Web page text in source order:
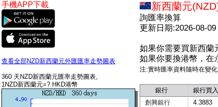
手機APP下載
查看全部NZD新西蘭元外匯匯率走勢圖表
360 天NZD新西蘭元匯率走勢圖表,
1NZD新西蘭元=? HKD港幣
新西蘭元
詢匯率換算
更新日期:2026-08-
如果你需要買新西蘭
如果你要換港幣，在
注:實時匯率資料隨時在變
銀行
銀行買
創興銀行
4.3883